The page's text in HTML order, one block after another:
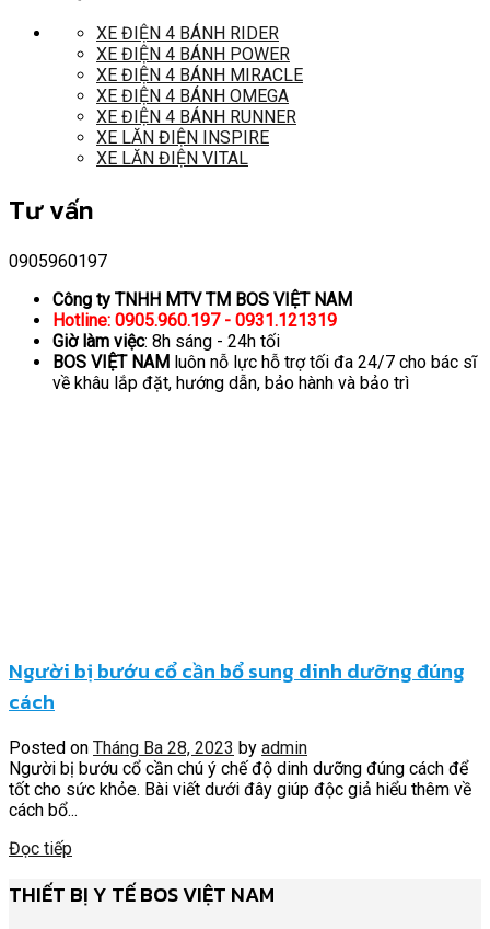
XE ĐIỆN 4 BÁNH RIDER
XE ĐIỆN 4 BÁNH POWER
XE ĐIỆN 4 BÁNH MIRACLE
XE ĐIỆN 4 BÁNH OMEGA
XE ĐIỆN 4 BÁNH RUNNER
XE LĂN ĐIỆN INSPIRE
XE LĂN ĐIỆN VITAL
Tư vấn
0905960197
Công ty TNHH MTV TM BOS VIỆT NAM
Hotline: 0905.960.197 - 0931.121319
Giờ làm việc: 8h sáng - 24h tối
BOS VIỆT NAM luôn nỗ lực hỗ trợ tối đa 24/7 cho bác sĩ
về khâu lắp đặt, hướng dẫn, bảo hành và bảo trì
Người bị bướu cổ cần bổ sung dinh dưỡng đúng
cách
Posted on Tháng Ba 28, 2023 by admin
Người bị bướu cổ cần chú ý chế độ dinh dưỡng đúng cách để
tốt cho sức khỏe. Bài viết dưới đây giúp độc giả hiểu thêm về
cách bổ...
Đọc tiếp
THIẾT BỊ Y TẾ BOS VIỆT NAM